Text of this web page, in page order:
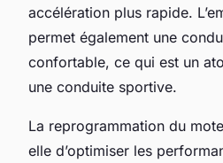
accélération plus rapide.
permet également une
confortable, ce qui est un
une conduite sportive.
La reprogrammation du
elle d’optimiser les